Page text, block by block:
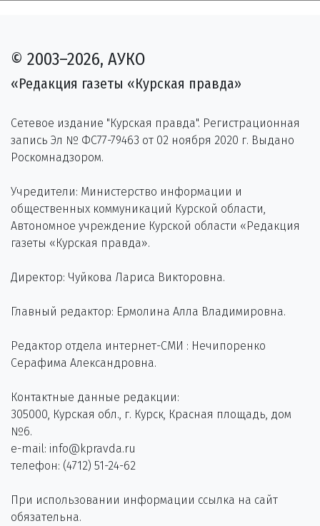
© 2003–2026, АУКО
«Редакция газеты «Курская правда»
Сетевое издание "Курская правда". Регистрационная
запись Эл № ФС77-79463 от 02 ноября 2020 г. Выдано
Роскомнадзором.
Учредители: Министерство информации и
общественных коммуникаций Курской области,
Автономное учреждение Курской области «Редакция
газеты «Курская правда».
Директор: Чуйкова Лариса Викторовна.
Главный редактор: Ермолина Алла Владимировна.
Редактор отдела интернет-СМИ : Нечипоренко
Серафима Александровна.
Контактные данные редакции:
305000, Курская обл., г. Курск, Красная площадь, дом
№6.
e-mail: info@kpravda.ru
телефон: (4712) 51-24-62
При использовании информации ссылка на сайт
обязательна.